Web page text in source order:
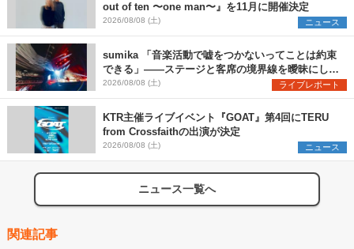
out of ten 〜one man〜』を11月に開催決定
2026/08/08 (土) ニュース
sumika 「音楽活動で嘘をつかないってことは約束
できる」――ステージと客席の境界線を曖昧にし
た、ツアーファイナル武道館公演レポート
2026/08/08 (土) ライブレポート
KTR主催ライブイベント『GOAT』第4回にTERU
from Crossfaithの出演が決定
2026/08/08 (土) ニュース
ニュース一覧へ
関連記事